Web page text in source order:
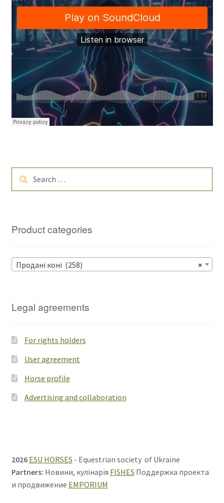
Search
Product categories
×
Продані коні (258)
Legal agreements
For rights holders
User agreement
Horse profile
Advertising and collaboration
2026 ESU HORSES - Equestrian society of Ukraine
Partners: Новини, кулінарія FISHES Поддержка проекта
и продвижение EMPORIUM